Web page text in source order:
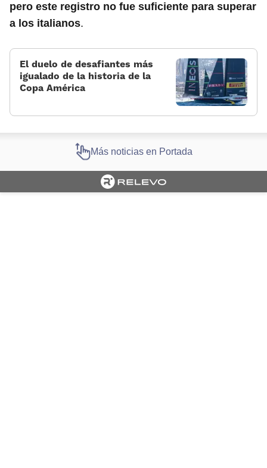
pero este registro no fue suficiente para superar
a los italianos.
El duelo de desafiantes más
igualado de la historia de la
Copa América
Más noticias en Portada